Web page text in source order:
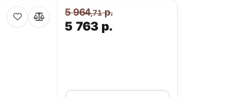
5 763 р.
5 964,71р.